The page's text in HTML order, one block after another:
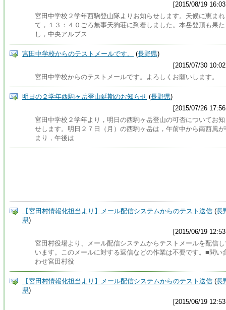
[2015/08/19
宮田中学校２学年西駒登山隊よりお知らせします。天候に恵まれ
て，１３：４０ごろ無事天狗荘に到着しました。本岳登頂も果た
し，中央アルプス
宮田中学校からのテストメールです。 (長野県)
[2015/07/30
宮田中学校からのテストメールです。よろしくお願いします。
明日の２学年西駒ヶ岳登山延期のお知らせ (長野県)
[2015/07/26
宮田中学校２学年より，明日の西駒ヶ岳登山の可否についてお
せします。明日２７日（月）の西駒ヶ岳は，午前中から南西風
まり，午後は
【宮田村情報化担当より】メール配信システムからのテスト送信 (長
県)
[2015/06/19
宮田村役場より、メール配信システムからテストメールを配信
います。このメールに対する返信などの作業は不要です。■問い
わせ宮田村役
【宮田村情報化担当より】メール配信システムからのテスト送信 (長
県)
[2015/06/19